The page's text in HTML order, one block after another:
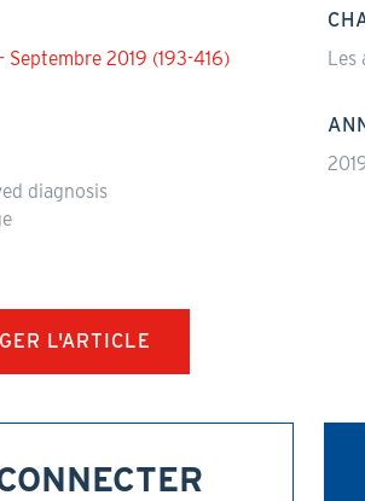
Septembre 2019 (193-416)
Les
diagnosis
L'ARTICLE